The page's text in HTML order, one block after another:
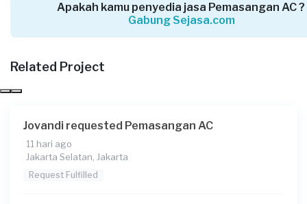
Jakarta Selatan, Jakarta
Widya requested Pemasangan AC
Jakarta Selatan, Jakarta
Apakah kamu penyedia jasa Pemasangan AC ?
Gabung Sejasa.com
Related Project
Jovandi requested Pemasangan AC
11 hari ago
Jakarta Selatan, Jakarta
Request Fulfilled